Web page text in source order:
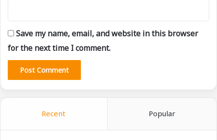
Save my name, email, and website in this browser
for the next time I comment.
Recent Popular